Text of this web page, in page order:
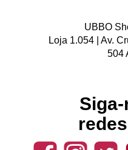
UBBO
Loja 1.054 | Av.
504